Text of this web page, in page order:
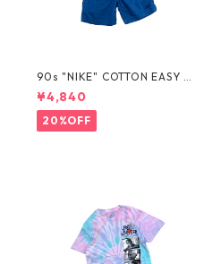
90s "NIKE" COTTON EASY S
HORTS
¥4,840
20%OFF